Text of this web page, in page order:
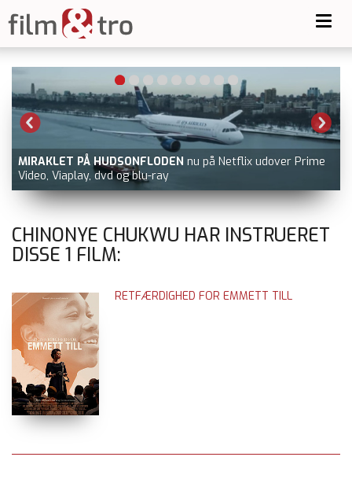
MIRAKLET PÅ HUDSONFLODEN nu på Netflix udover Prime
Video, Viaplay, dvd og blu-ray
CHINONYE CHUKWU HAR INSTRUERET
DISSE 1 FILM:
RETFÆRDIGHED FOR EMMETT TILL